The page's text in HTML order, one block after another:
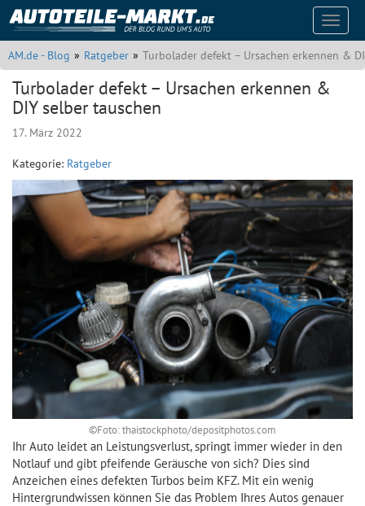
AM.de - Blog Ratgeber Turbolader defekt – Ursachen erkennen &
Turbolader defekt – Ursachen erkennen &
DIY selber tauschen
17. März 2022
Kategorie: Ratgeber
©Foto: thaistockphoto/depositphotos.com
Ihr Auto leidet an Leistungsverlust, springt immer wieder in den
Notlauf und gibt pfeifende Geräusche von sich? Dies sind
Anzeichen eines defekten Turbos beim KFZ. Mit ein wenig
Hintergrundwissen können Sie das Problem Ihres Autos genauer